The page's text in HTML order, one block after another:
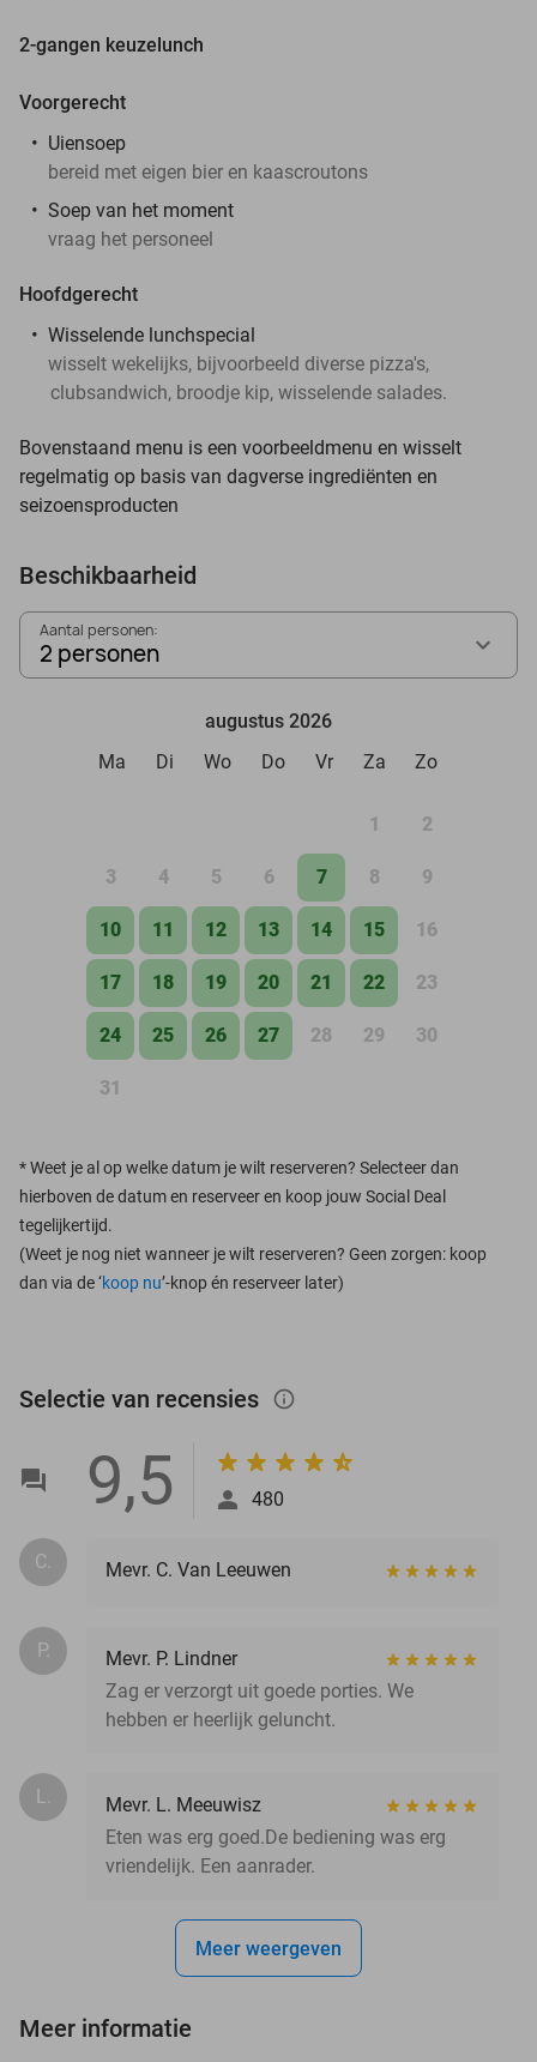
2-gangen keuzelunch
Voorgerecht
Uiensoep
bereid met eigen bier en kaascroutons
Soep van het moment
vraag het personeel
Hoofdgerecht
Wisselende lunchspecial
wisselt wekelijks, bijvoorbeeld diverse pizza's,
clubsandwich, broodje kip, wisselende salades.
Bovenstaand menu is een voorbeeldmenu en wisselt
regelmatig op basis van dagverse ingrediënten en
seizoensproducten
Beschikbaarheid
Aantal personen:
2 personen
augustus 2026
Ma
Di Wo Do Vr Za Zo
1 2
3 4 5 6 7 8 9
10 11 12 13 14 15 16
17 18 19 20 21 22 23
24 25 26 27 28 29 30
31
*Weet je al op welke datum je wilt reserveren? Selecteer dan
hierboven de datum en reserveer en koop jouw Social Deal
tegelijkertijd.
(Weet je nog niet wanneer je wilt reserveren? Geen zorgen: koop
dan via de ‘koop nu’-knop én reserveer later)
Selectie van recensies info_outlined
9,5 480
C. Mevr. C. Van Leeuwen
P.
Mevr. P. Lindner
Zag er verzorgt uit goede porties. We
hebben er heerlijk geluncht.
L.
Mevr. L. Meeuwisz
Eten was erg goed.De bediening was erg
vriendelijk. Een aanrader.
Meer weergeven
Meer informatie